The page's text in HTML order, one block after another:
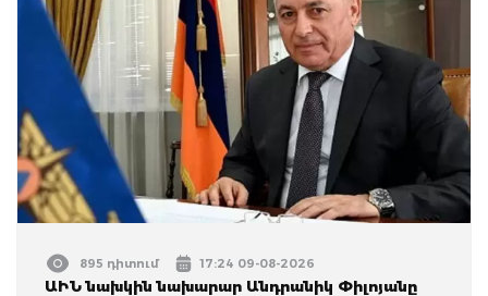
895 դիտում 17:24 09-08-2026
ԱԻՆ նախկին նախարար Անդրանիկ Փիլոյանը